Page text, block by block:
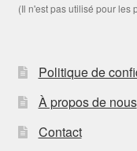
(Il n'est pas utilisé pour les
Politique de
À propos de nous
Contact